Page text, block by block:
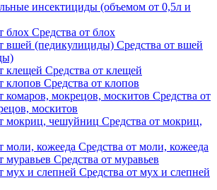
инсектициды (объемом от 0,5л и
Средства от блох
Средства от вшей
Средства от клещей
Средства от клопов
Средства от
москитов
Средства от мокриц,
Средства от моли, кожееда
Средства от муравьев
Средства от мух и слепней